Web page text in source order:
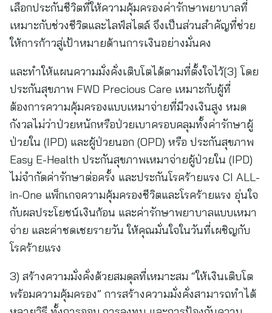
เลือกประกันชีวิตที่ให้ความคุ้มครองค่ารักษาพยาบาลที่
เหมาะกับช่วงชีวิตและไลฟ์สไตล์ จึงเป็นส่วนสำคัญที่ช่วย
ให้การก้าวสู่เป้าหมายด้านการเงินอย่างมั่นคง
และทำให้แผนความมั่งคั่งเติบโตได้ตามที่ตั้งใจไว้[3] โดย
ประกันสุขภาพ FWD Precious Care เหมาะกับผู้ที่
ต้องการความคุ้มครองแบบเหมาจ่ายที่มีวงเงินสูง หมด
กังวลไม่ว่าป่วยหนักหรือป่วยเบาครอบคลุมทั้งค่ารักษาผู้
ป่วยใน (IPD) และผู้ป่วยนอก (OPD) หรือ ประกันสุขภาพ
Easy E-Health ประกันสุขภาพเหมาจ่ายผู้ป่วยใน (IPD)
ไม่จำกัดค่ารักษาต่อครั้ง และประกันโรคร้ายแรง CI ALL-
in-One แพ็กเกจความคุ้มครองชีวิตและโรคร้ายแรง อุ่นใจ
กับผลประโยชน์เงินก้อน และค่ารักษาพยาบาลแบบเหมา
จ่าย และค่าชดเชยรายวัน ให้คุณมั่นใจในวันที่เผชิญกับ
โรคร้ายแรง
3) สร้างความมั่งคั่งด้วยสมดุลที่เหมาะสม “ให้เงินเติบโต
พร้อมความคุ้มครอง” การสร้างความมั่งคั่งสามารถทำได้